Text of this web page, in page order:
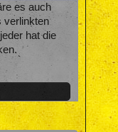
es auch
verlinkten
hat die